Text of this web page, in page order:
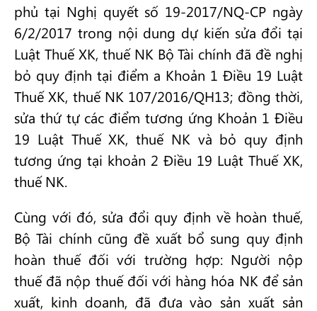
phủ tại Nghị quyết số 19-2017/NQ-CP ngày
6/2/2017 trong nội dung dự kiến sửa đổi tại
Luật Thuế XK, thuế NK Bộ Tài chính đã đề nghị
bỏ quy định tại điểm a Khoản 1 Điều 19 Luật
Thuế XK, thuế NK 107/2016/QH13; đồng thời,
sửa thứ tự các điểm tương ứng Khoản 1 Điều
19 Luật Thuế XK, thuế NK và bỏ quy định
tương ứng tại khoản 2 Điều 19 Luật Thuế XK,
thuế NK.
Cùng với đó, sửa đổi quy định về hoàn thuế,
Bộ Tài chính cũng đề xuất bổ sung quy định
hoàn thuế đối với trường hợp: Người nộp
thuế đã nộp thuế đối với hàng hóa NK để sản
xuất, kinh doanh, đã đưa vào sản xuất sản